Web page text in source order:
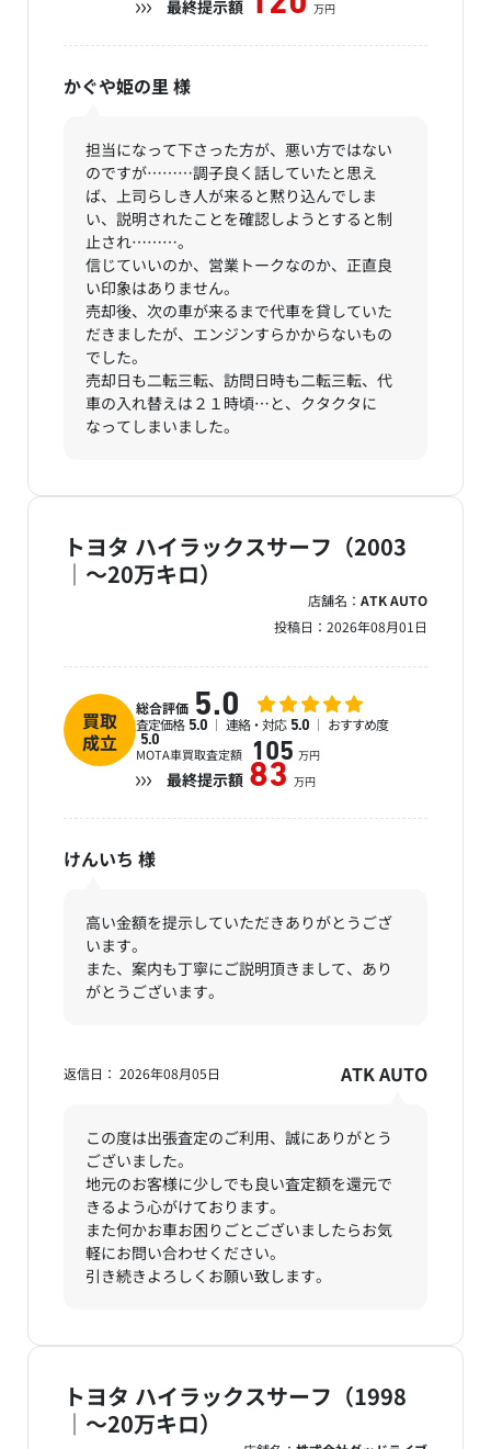
最終提示額 万円
かぐや姫の里様
担当になって下さった方が、悪い方ではない
のですが………調子良く話していたと思え
ば、上司らしき人が来ると黙り込んでしま
い、説明されたことを確認しようとすると制
止され………。
信じていいのか、営業トークなのか、正直良
い印象はありません。
売却後、次の車が来るまで代車を貸していた
だきましたが、エンジンすらかからないもの
でした。
売却日も二転三転、訪問日時も二転三転、代
車の入れ替えは２１時頃…と、クタクタに
なってしまいました。
トヨタ ハイラックスサーフ（2003
｜～20万キロ）
店舗名： ATK AUTO
投稿日： 2026年08月01日
買取
成立
総合評価 5.0
査定価格 5.0 連絡・対応 5.0 おすすめ度
5.0
MOTA車買取査定額 105 万円
最終提示額 83 万円
けんいち 様
高い金額を提示していただきありがとうござ
います。
また、案内も丁寧にご説明頂きまして、あり
がとうございます。
この度は出張査定のご利用、誠にありがとう
ございました。
地元のお客様に少しでも良い査定額を還元で
きるよう心がけております。
また何かお車お困りごとございましたらお気
軽にお問い合わせください。
引き続きよろしくお願い致します。
ATK AUTO
返信日： 2026年08月05日
トヨタ ハイラックスサーフ（1998
｜～20万キロ）